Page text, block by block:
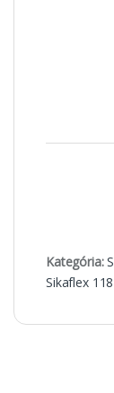
Kategória:
Sikaflex 118